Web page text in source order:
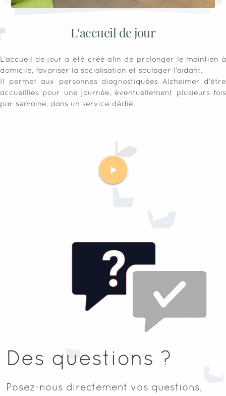
L'accueil de jour
L'accueil de jour a été créé afin de prolonger le maintien à
domicile, favoriser la socialisation et soulager l'aidant.
Il permet aux personnes diagnostiquées Alzheimer d'être
accueillies pour une journée, éventuellement plusieurs fois
par semaine, dans un service dédié.
play_arrow
Des questions ?
Posez-nous directement vos questions,